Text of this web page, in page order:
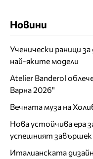
Новини
Ученически раници
най-яките модели
Atelier Banderol
Варна 2026"
Вечната муза на
Нова устойчива ера
успешният завършек
Италианската